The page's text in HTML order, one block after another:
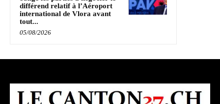
différend relatif à l’Aéroport
international de Vlora avant
tout...
05/08/2026